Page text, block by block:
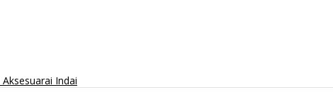
Aksesuarai Indai